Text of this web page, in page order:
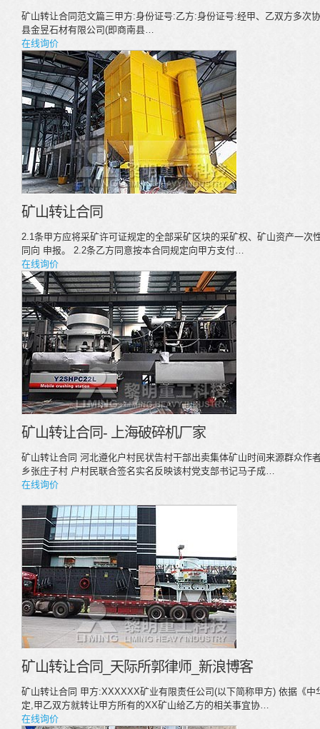
矿山转让合同范文篇三甲方:身份证号:乙方:身份证号:经甲、乙双方多次
县金昱石材有限公司(即商南县…
在线询价
矿山转让合同
2.1条甲方应将采矿许可证规定的全部采矿区块的采矿权、矿山资产一次
同向 申报。 2.2条乙方同意按本合同规定向甲方支付…
在线询价
矿山转让合同- 上海破碎机厂家
矿山转让合同 河北遵化户村民状告村干部出卖集体矿山时间来源群众作
乡张庄子村 户村民联合签名实名反映该村党支部书记马子成…
在线询价
矿山转让合同_天际所郭律师_新浪博客
矿山转让合同 甲方:XXXXXX矿业有限责任公司(以下简称甲方) 依据《
定,甲乙双方就转让甲方所有的XX矿山给乙方的相关事宜协…
在线询价